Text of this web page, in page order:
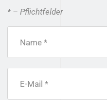
* – Pflichtfelder
Name *
E-Mail *